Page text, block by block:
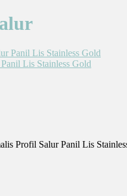
Lis Stainless Gold
Profil Salur Panil Lis